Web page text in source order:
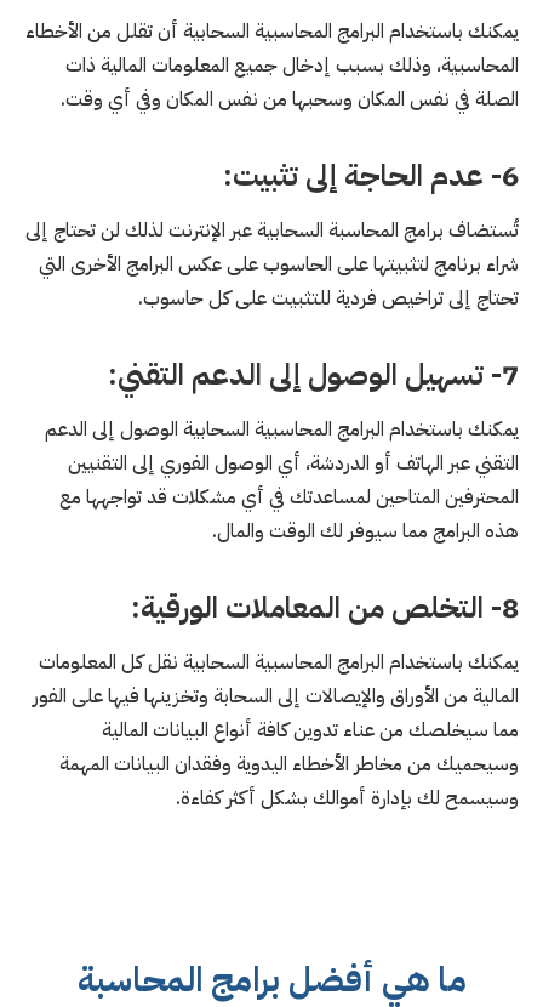
يمكنك باستخدام البرامج المحاسبية السحابية أن تقلل من الأخطاء
المحاسبية، وذلك بسبب إدخال جميع المعلومات المالية ذات
الصلة في نفس المكان وسحبها من نفس المكان وفي أي وقت.
6- عدم الحاجة إلى تثبيت:
تُستضاف برامج المحاسبة السحابية عبر الإنترنت لذلك لن تحتاج إلى
شراء برنامج لتثبيتها على الحاسوب على عكس البرامج الأخرى التي
تحتاج إلى تراخيص فردية للتثبيت على كل حاسوب.
7- تسهيل الوصول إلى الدعم التقني:
يمكنك باستخدام البرامج المحاسبية السحابية الوصول إلى الدعم
التقني عبر الهاتف أو الدردشة، أي الوصول الفوري إلى التقنيين
المحترفين المتاحين لمساعدتك في أي مشكلات قد تواجهها مع
هذه البرامج مما سيوفر لك الوقت والمال.
8- التخلص من المعاملات الورقية:
يمكنك باستخدام البرامج المحاسبية السحابية نقل كل المعلومات
المالية من الأوراق والإيصالات إلى السحابة وتخزينها فيها على الفور
مما سيخلصك من عناء تدوين كافة أنواع البيانات المالية
وسيحميك من مخاطر الأخطاء اليدوية وفقدان البيانات المهمة
وسيسمح لك بإدارة أموالك بشكل أكثر كفاءة.
ما هي أفضل برامج المحاسبة